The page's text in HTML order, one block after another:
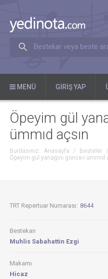
Bestekar veya beste
MENÜ GIRIŞ YAP
Öpeyim gül
ümmıd açsın
Burdasınız: Anasayfa / Besteler
/
Öpeyim gül yanağını gonce-i ümmıd
TRT Repertuar Numarası: 8644
Bestekarı
Muhlis Sabahattin Ezgi
Makamı
Hicaz